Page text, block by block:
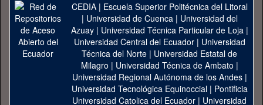
CEDIA| Escuela Superior Politécnica del Litoral
| Universidad de Cuenca| Universidad del
Azuay| Universidad Técnica Particular de Loja|
Universidad Central del Ecuador| Universidad
Técnica del Norte | Universidad Estatal de
Milagro | Universidad Técnica de Ambato |
Universidad Regional Autónoma de los Andes|
Universidad Tecnológica Equinoccial| Pontificia
Universidad Catolica del Ecuador | Universidad